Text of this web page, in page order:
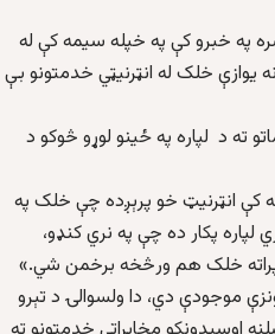
په خبرو کې په خپله سیمه کې له
خلک له انټرنیټي خدمتونو بې
ته د لپاره په ځینو لوړو څوکو د
کې انټرنیټ خو پرېږده چې خلک په
پکار ده چې په نري کنډو،
خلک هم ورڅخه برخمن شي.»
موجودې دي، دا ولسوالۍ د تېرو